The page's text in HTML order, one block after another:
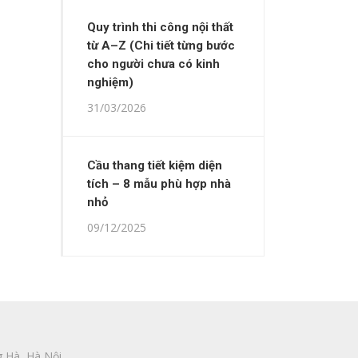
Quy trình thi công nội thất
từ A–Z (Chi tiết từng bước
cho người chưa có kinh
nghiệm)
31/03/2026
Cầu thang tiết kiệm diện
tích – 8 mẫu phù hợp nhà
nhỏ
09/12/2025